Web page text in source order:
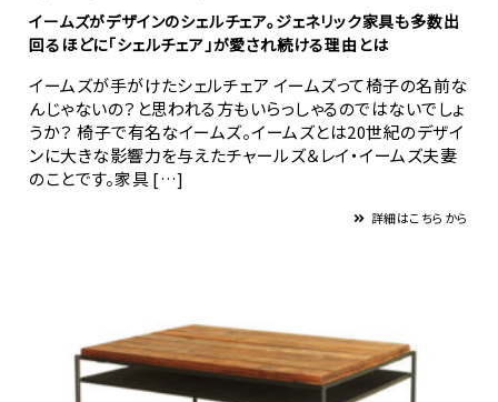
イームズがデザインのシェルチェア。ジェネリック家具も多数出
回るほどに「シェルチェア」が愛され続ける理由とは
イームズが手がけたシェルチェア イームズって椅子の名前な
んじゃないの？と思われる方もいらっしゃるのではないでしょ
うか？ 椅子で有名なイームズ。イームズとは20世紀のデザイ
ンに大きな影響力を与えたチャールズ＆レイ・イームズ夫妻
のことです。家具 […]
詳細はこちらから